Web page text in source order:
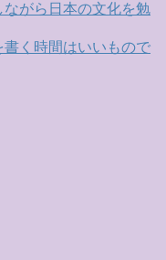
がら日本の文化を勉
く時間はいいもので